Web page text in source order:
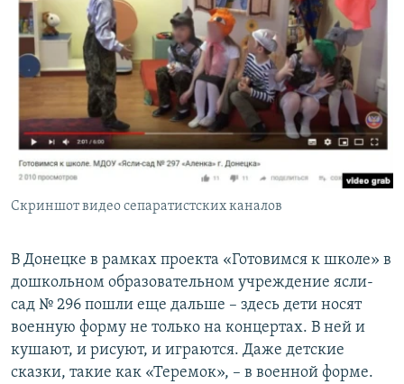
Скриншот видео сепаратистских каналов
В Донецке в рамках проекта «Готовимся к школе» в
дошкольном образовательном учреждение ясли-
сад № 296 пошли еще дальше – здесь дети носят
военную форму не только на концертах. В ней и
кушают, и рисуют, и играются. Даже детские
сказки, такие как «Теремок», – в военной форме.